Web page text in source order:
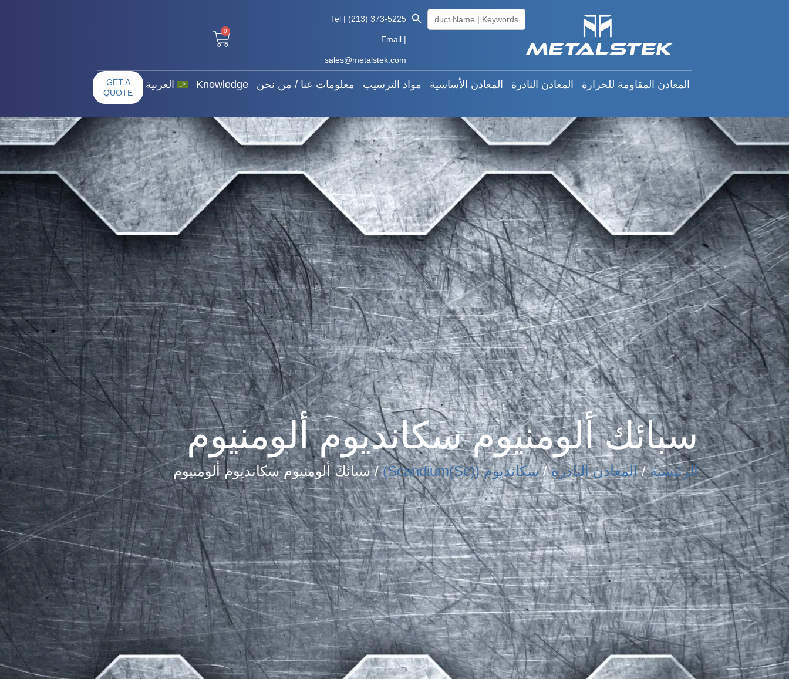
Search
for:
Search Button
Tel | (213) 373-5225
Email |
sales@metalstek.com
0
المعادن المقاومة للحرارة المعادن النادرة المعادن الأساسية مواد الترسيب معلومات عنا / من نحن Knowledge العربية
GET A
QUOTE
المعادن المقاومة للحرارة المعادن النادرة المعادن الأساسية مواد الترسيب
العربية
سبائك ألومنيوم سكانديوم ألومنيوم
الرئيسية/المعادن النادرة/سكانديوم (Scandium(Sc)) / سبائك ألومنيوم سكانديوم ألومنيوم